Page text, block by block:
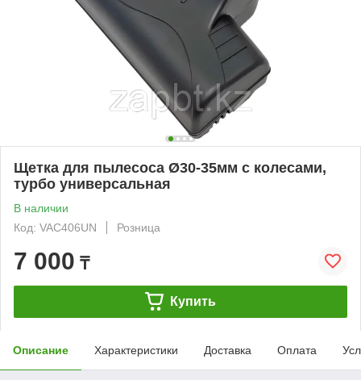
Щетка для пылесоса Ø30-35мм с колесами,
турбо универсальная
В наличии
Код: VAC406UN
Розница
7 000 ₸
Купить
Описание Характеристики Доставка Оплата